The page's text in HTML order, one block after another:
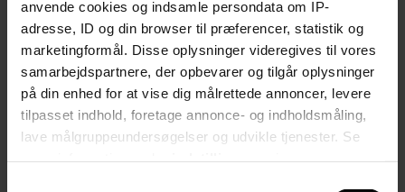
anvende cookies og indsamle persondata om IP-
adresse, ID og din browser til præferencer, statistik og
marketingformål. Disse oplysninger videregives til vores
samarbejdspartnere, der opbevarer og tilgår oplysninger
på din enhed for at vise dig målrettede annoncer, levere
tilpasset indhold, foretage annonce- og indholdsmåling,
lave målgruppeundersøgelser og udvikle tjenester. Se
Velkommen til debatten. Tjek eventuelt voresretningslinjer.
Naja Dandanell debatredaktør
Seneste nyt
Inspiration
Dit fag